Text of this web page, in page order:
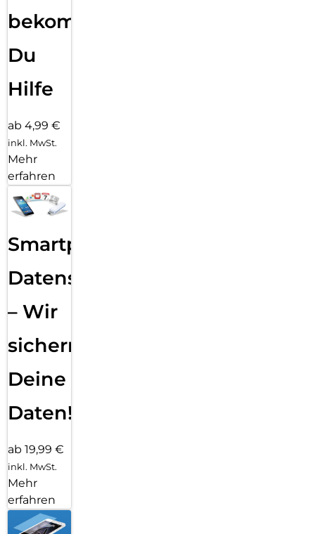
bekommst
Du
Hilfe
ab 4,99 €
inkl. MwSt.
Mehr
erfahren
Smartphone
Datensicherung
– Wir
sichern
Deine
Daten!
ab 19,99 €
inkl. MwSt.
Mehr
erfahren